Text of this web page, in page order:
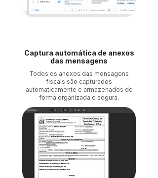
Captura automática de anexos
das mensagens
Todos os anexos das mensagens
fiscais são capturados
automaticamente e armazenados de
forma organizada e segura.